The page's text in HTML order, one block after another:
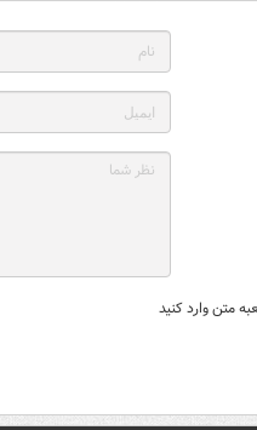
متن وارد کنید